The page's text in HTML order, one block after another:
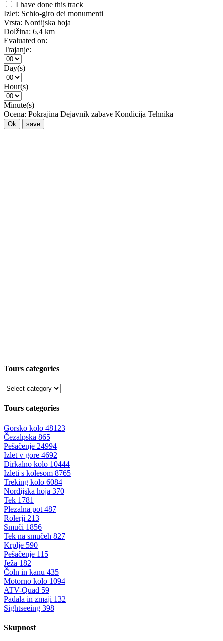
I have done this track
Izlet: Schio-giro dei monumenti
Vrsta: Nordijska hoja
Dolžina: 6,4 km
Evaluated on:
Trajanje:
Day(s)
Hour(s)
Minute(s)
Ocena: Pokrajina Dejavnik zabave Kondicija Tehnika
Ok save
Tours categories
Tours categories
Gorsko kolo 48123
Čezalpska 865
Pešačenje 24994
Izlet v gore 4692
Dirkalno kolo 10444
Izleti s kolesom 8765
Treking kolo 6084
Nordijska hoja 370
Tek 1781
Plezalna pot 487
Rolerji 213
Smuči 1856
Tek na smučeh 827
Krplje 590
Pešačenje 115
Ježa 182
Čoln in kanu 435
Motorno kolo 1094
ATV-Quad 59
Padala in zmaji 132
Sightseeing 398
Skupnost